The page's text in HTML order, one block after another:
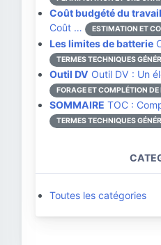
Coût budgété du
Coût …
ESTIMATION ET
Les limites de batterie
TERMES TECHNIQUES
Outil DV Outil DV : Un
FORAGE ET COMPLÉTION
SOMMAIRE TOC :
TERMES TECHNIQUES
Toutes les catégories